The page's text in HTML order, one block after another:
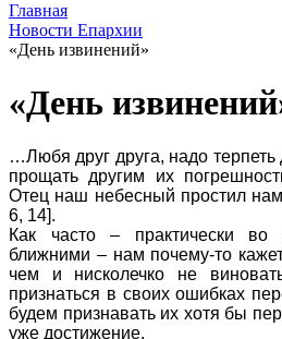
Главная
Новости Епархии
«День извинений»
«День
…Любя друг друга, надо терпеть
прощать другим их
Отец наш небесный простил
6, 14].
Как часто – практически во
ближними – нам почему-то
чем и нисколечко не
признаться в своих ошибках
будем признавать их хотя бы
уже достижение.